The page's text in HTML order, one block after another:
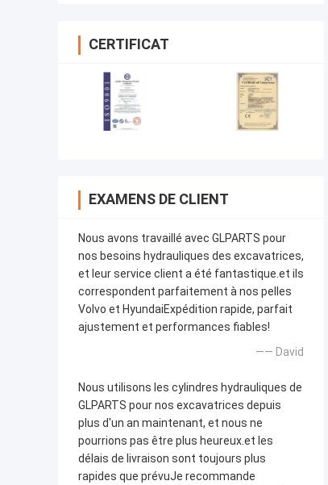
CERTIFICAT
EXAMENS DE CLIENT
Nous avons travaillé avec GLPARTS pour
nos besoins hydrauliques des excavatrices,
et leur service client a été fantastique.et ils
correspondent parfaitement à nos pelles
Volvo et HyundaiExpédition rapide, parfait
ajustement et performances fiables!
—— David
Nous utilisons les cylindres hydrauliques de
GLPARTS pour nos excavatrices depuis
plus d'un an maintenant, et nous ne
pourrions pas être plus heureux.et les
délais de livraison sont toujours plus
rapides que prévuJe recommande